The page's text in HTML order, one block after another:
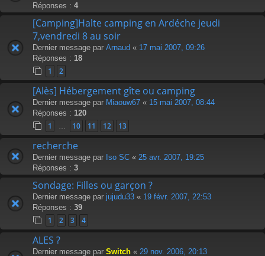
Réponses : 4
[Camping]Halte camping en Ardéche jeudi
7,vendredi 8 au soir
Dernier message par Arnaud « 17 mai 2007, 09:26
Réponses : 18
1 2
[Alès] Hébergement gîte ou camping
Dernier message par Miaouw67 « 15 mai 2007, 08:44
Réponses : 120
1 10 11 12 13
recherche
Dernier message par Iso SC « 25 avr. 2007, 19:25
Réponses : 3
Sondage: Filles ou garçon ?
Dernier message par jujudu33 « 19 févr. 2007, 22:53
Réponses : 39
1 2 3 4
ALES ?
Dernier message par Switch « 29 nov. 2006, 20:13